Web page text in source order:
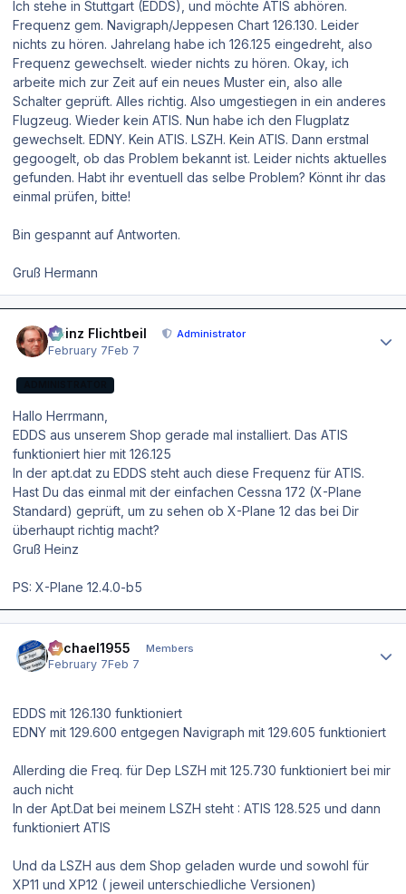
Ich stehe in Stuttgart (EDDS), und möchte ATIS abhören.
Frequenz gem. Navigraph/Jeppesen Chart 126.130. Leider
nichts zu hören. Jahrelang habe ich 126.125 eingedreht, also
Frequenz gewechselt. wieder nichts zu hören. Okay, ich
arbeite mich zur Zeit auf ein neues Muster ein, also alle
Schalter geprüft. Alles richtig. Also umgestiegen in ein anderes
Flugzeug. Wieder kein ATIS. Nun habe ich den Flugplatz
gewechselt. EDNY. Kein ATIS. LSZH. Kein ATIS. Dann erstmal
gegoogelt, ob das Problem bekannt ist. Leider nichts aktuelles
gefunden. Habt ihr eventuell das selbe Problem? Könnt ihr das
einmal prüfen, bitte!
Bin gespannt auf Antworten.
Gruß Hermann
Heinz Flichtbeil Administrator
February 7Feb 7
Hallo Herrmann,
EDDS aus unserem Shop gerade mal installiert. Das ATIS
funktioniert hier mit 126.125
In der apt.dat zu EDDS steht auch diese Frequenz für ATIS.
Hast Du das einmal mit der einfachen Cessna 172 (X-Plane
Standard) geprüft, um zu sehen ob X-Plane 12 das bei Dir
überhaupt richtig macht?
Gruß Heinz
PS: X-Plane 12.4.0-b5
Michael1955 Members
February 7Feb 7
EDDS mit 126.130 funktioniert
EDNY mit 129.600 entgegen Navigraph mit 129.605 funktioniert
Allerding die Freq. für Dep LSZH mit 125.730 funktioniert bei mir
auch nicht
In der Apt.Dat bei meinem LSZH steht : ATIS 128.525 und dann
funktioniert ATIS
Und da LSZH aus dem Shop geladen wurde und sowohl für
XP11 und XP12 ( jeweil unterschiedliche Versionen)